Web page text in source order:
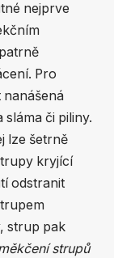
nejprve
Pro
nanášená
či piliny.
lze šetrně
kryjící
odstranit
strup pak
strupů